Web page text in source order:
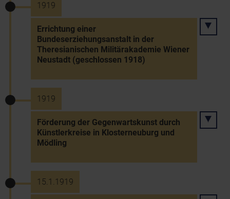
1919
Errichtung einer
Bundeserziehungsanstalt in der
Theresianischen Militärakademie Wiener
Neustadt (geschlossen 1918)
1919
Förderung der Gegenwartskunst durch
Künstlerkreise in Klosterneuburg und
Mödling
15.1.1919